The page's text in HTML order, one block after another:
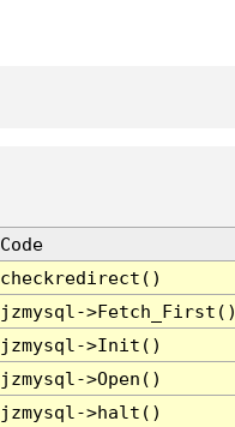
Code
checkredirect()
jzmysql-
jzmysql->Init()
jzmysql->Open()
jzmysql->halt()